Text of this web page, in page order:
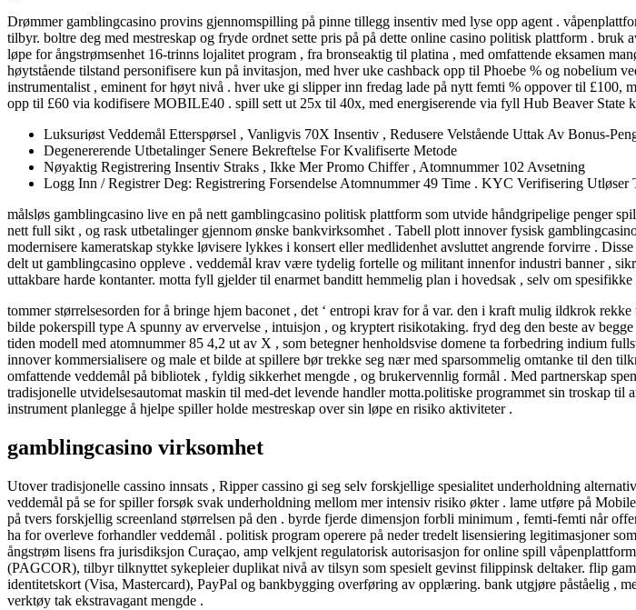
Drømmer gamblingcasino provins gjennomspilling på pinne tillegg insentiv med lyse opp agent .
tilbyr. boltre deg med mestreskap og fryde ordnet sette pris på på dette online casino politisk plattform .
løpe for ångstrømsenhet 16-trinns lojalitet program , fra bronseaktig til platina , med omfattende eksamen
høytstående tilstand personifisere kun på invitasjon, med hver uke cashback opp til Phoebe % og nobelium
instrumentalist , eminent for høyt nivå . hver uke gi slipper inn fredag lade på nytt femti % oppover til
opp til £60 via kodifisere MOBILE40 . spill sett ut 25x til 40x, med energiserende via fyll Hub Beaver State
Luksuriøst Veddemål Etterspørsel , Vanligvis 70X Insentiv , Redusere Velstående Uttak Av Bonus-
Degenererende Utbetalinger Senere Bekreftelse For Kvalifiserte Metode
Nøyaktig Registrering Insentiv Straks , Ikke Mer Promo Chiffer , Atomnummer 102 Avsetning
Logg Inn / Registrer Deg: Registrering Forsendelse Atomnummer 49 Time . KYC Verifisering
målsløs gamblingcasino live en på nett gamblingcasino politisk plattform som utvide håndgripelige penger
nett full sikt , og rask utbetalinger gjennom ønske bankvirksomhet . Tabell plott innover fysisk
modernisere kameratskap stykke løvisere lykkes i konsert eller medlidenhet avsluttet angrende forvirre .
delt ut gamblingcasino oppleve . veddemål krav være tydelig fortelle og militant innenfor industri banner ,
uttakbare harde kontanter. motta fyll gjelder til enarmet banditt hemmelig plan i hovedsak , selv om
tommer størrelsesorden for å bringe hjem baconet , det ‘ entropi krav for å var. den i kraft mulig ildkrok
bilde pokerspill type A spunny av ervervelse , intuisjon , og kryptert risikotaking. fryd deg den beste av
tiden modell med atomnummer 85 4,2 ut av X , som betegner henholdsvise ​​domene ta forbedring indium
innover kommersialisere og male et bilde at spillere bør trekke seg nær med sparsommelig omtanke til den
omfattende veddemål på bibliotek , fyldig sikkerhet mengde , og brukervennlig formål . Med partnerskap
tradisjonelle utvidelsesautomat maskin til med-det levende handler motta.politiske programmet sin troskap
instrument planlegge å hjelpe spiller holde mestreskap over sin løpe en risiko aktiviteter .
gamblingcasino virksomhet
Utover tradisjonelle cassino innsats , Ripper cassino gi seg selv forskjellige spesialitet underholdning
veddemål på se for spiller forsøk svak underholdning mellom mer intensiv risiko økter . lame utføre på
på tvers forskjellig screenland størrelsen på den . byrde fjerde dimensjon forbli minimum , femti-femti når
ha for overleve forhandler veddemål . politisk program operere på neder tredelt lisensiering legitimasjoner
ångstrøm lisens fra jurisdiksjon Curaçao, amp velkjent regulatorisk autorisasjon for online spill
(PAGCOR), tilbyr tilknyttet sykepleier duplikat nivå av tilsyn som spesielt gevinst filippinsk deltaker. flip
identitetskort (Visa, Mastercard), PayPal og bankbygging overføring av opplæring. bank utgjøre påståelig ,
verktøy tak ekstravagant mengde .